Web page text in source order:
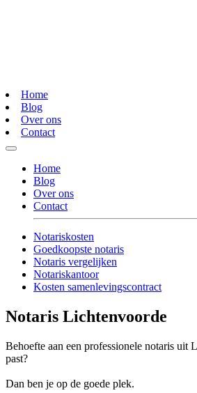
Home
Blog
Over ons
Contact
Home
Blog
Over ons
Contact
Notariskosten
Goedkoopste notaris
Notaris vergelijken
Notariskantoor
Kosten samenlevingscontract
Notaris Lichtenvoorde
Behoefte aan een professionele notaris uit
past?
Dan ben je op de goede plek.